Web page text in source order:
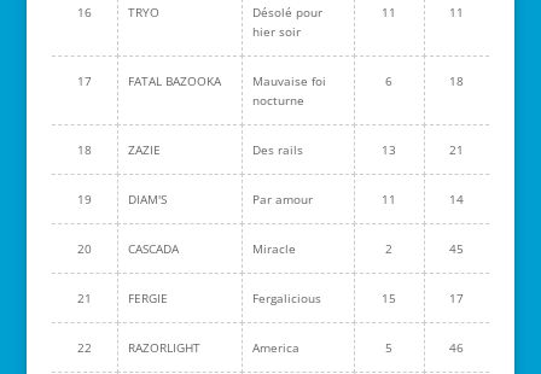
16 TRYO
Désolé pour
hier soir
11 11
17 FATAL BAZOOKA
Mauvaise foi
nocturne
6 18
18 ZAZIE Des rails 13 21
19 DIAM'S Par amour 11 14
20 CASCADA Miracle 2 45
21 FERGIE Fergalicious 15 17
22 RAZORLIGHT America 5 46